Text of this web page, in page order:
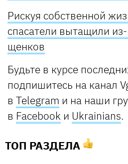
Рискуя собственной
спасатели вытащили
щенков
Будьте в курсе
подпишитесь на канал
в Telegram и на наши
в Facebook и Ukrainians.
ТОП РАЗДЕЛА